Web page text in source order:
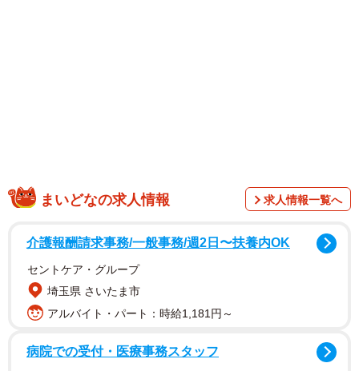
まいどなの求人情報 求人情報一覧へ
介護報酬請求事務/一般事務/週2日〜扶養内OK
セントケア・グループ
埼玉県 さいたま市
アルバイト・パート：時給1,181円～
病院での受付・医療事務スタッフ